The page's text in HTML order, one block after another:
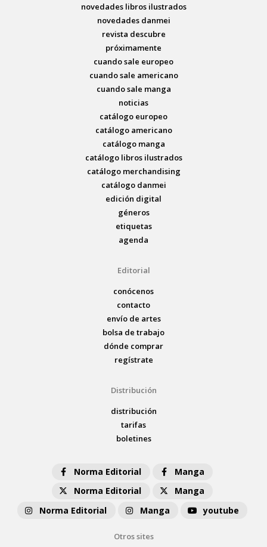
novedades libros ilustrados
novedades danmei
revista descubre
próximamente
cuando sale europeo
cuando sale americano
cuando sale manga
noticias
catálogo europeo
catálogo americano
catálogo manga
catálogo libros ilustrados
catálogo merchandising
catálogo danmei
edición digital
géneros
etiquetas
agenda
Editorial
conócenos
contacto
envío de artes
bolsa de trabajo
dónde comprar
regístrate
Distribución
distribución
tarifas
boletines
Norma Editorial
Manga
Norma Editorial
Manga
Norma Editorial
Manga youtube
Otros sites